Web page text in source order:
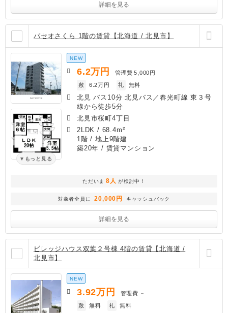
詳細を見る
パセオさくら 1階の賃貸【北海道 / 北見市】
もっと見る
NEW
6.2万円 管理費 5,000円
敷
6.2万円 礼 無料
北見 バス10分 北見バス／春光町線 東３号
線から徒歩5分
北見市桜町4丁目
2LDK / 68.4m²
1階 / 地上9階建
築20年 / 賃貸マンション
ただいま 8人 が検討中！
対象者全員に 20,000円 キャッシュバック
詳細を見る
ビレッジハウス双葉２号棟 4階の賃貸【北海道 /
北見市】
NEW
3.92万円 管理費 －
敷
無料 礼 無料